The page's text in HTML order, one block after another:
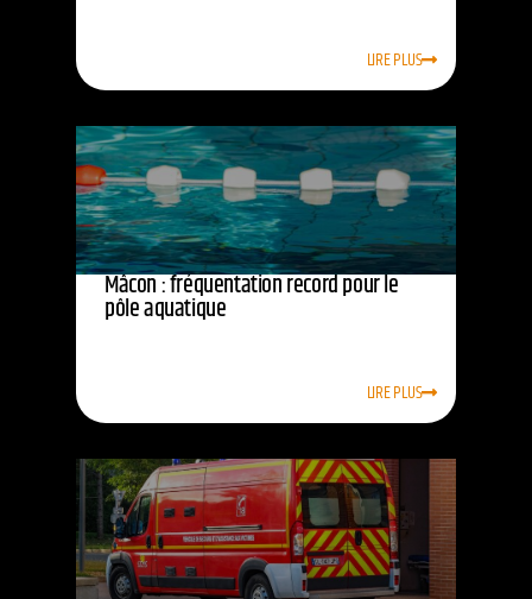
LIRE PLUS
Mâcon : fréquentation record pour le
pôle aquatique
LIRE PLUS